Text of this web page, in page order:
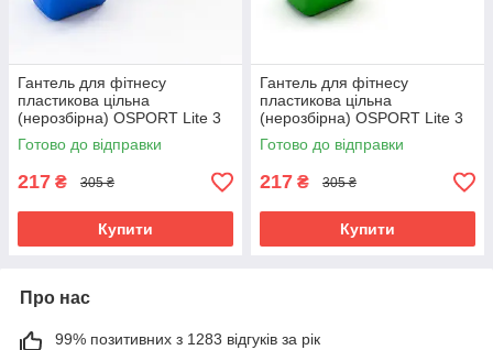
Гантель для фітнесу
пластикова цільна
(нерозбірна) OSPORT Lite 3
кг (OF-0117) Синій
Готово до відправки
217 ₴ 305 ₴
Купити
Гантель для фітнесу
пластикова цільна
(нерозбірна) OSPORT Lite 3
кг (OF-0117) Зелений
Готово до відправки
217 ₴ 305 ₴
Купити
Про нас
99% позитивних з 1283 відгуків за рік